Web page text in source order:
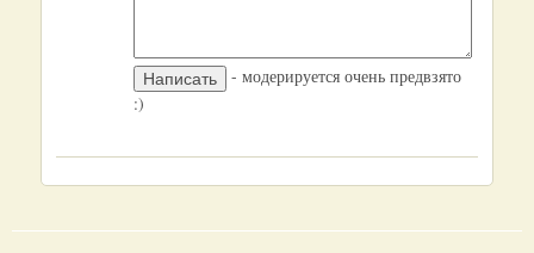
- модерируется очень предвзято
:)